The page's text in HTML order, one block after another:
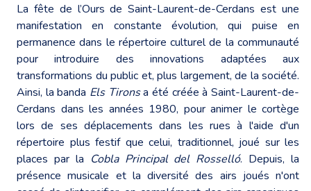
La fête de l’Ours de Saint-Laurent-de-Cerdans est une
manifestation en constante évolution, qui puise en
permanence dans le répertoire culturel de la communauté
pour introduire des innovations adaptées aux
transformations du public et, plus largement, de la société.
Ainsi, la banda Els Tironsa été créée à Saint-Laurent-de-
Cerdans dans les années 1980, pour animer le cortège
lors de ses déplacements dans les rues à l'aide d'un
répertoire plus festif que celui, traditionnel, joué sur les
places par la Cobla Principal del Rosselló. Depuis, la
présence musicale et la diversité des airs joués n'ont